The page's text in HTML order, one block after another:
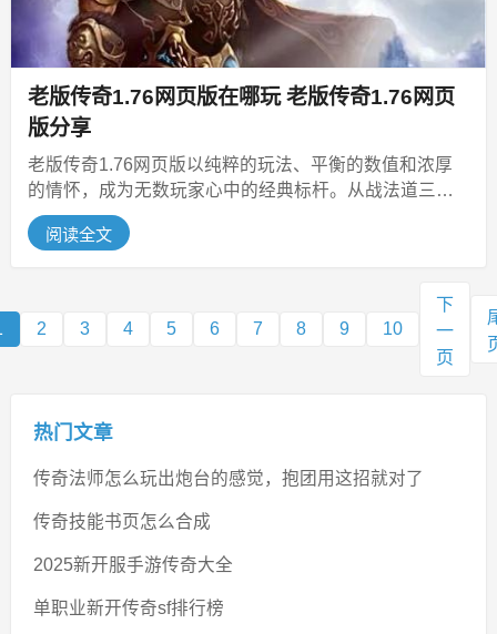
老版传奇1.76网页版在哪玩 老版传奇1.76网页
版分享
老版传奇1.76网页版以纯粹的玩法、平衡的数值和浓厚
的情怀，成为无数玩家心中的经典标杆。从战法道三职
业的默契配合到自由打宝的惊喜...
阅读全文
2 3 4 5 6 7 8 9 10
下
一
页
热门文章
传奇法师怎么玩出炮台的感觉，抱团用这招就对了
传奇技能书页怎么合成
2025新开服手游传奇大全
单职业新开传奇sf排行榜